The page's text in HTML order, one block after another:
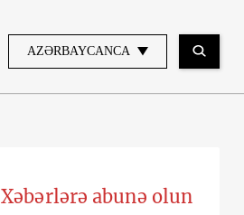
AZƏRBAYCANCA
Xəbərlərə abunə olun